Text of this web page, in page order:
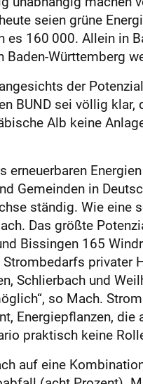
seien grüne
160 000. Allein in
Württemberg
der
BUND sei völlig
Alb keine
erneuerbaren
Gemeinden in
ständig. Wie eine
Das größte
Bissingen 165
privater
Schlier­bach und
so Mach.
­Energiepflanzen,
praktisch keine
auf eine